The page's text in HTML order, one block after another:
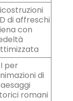
di affreschi
con
per
di
romani